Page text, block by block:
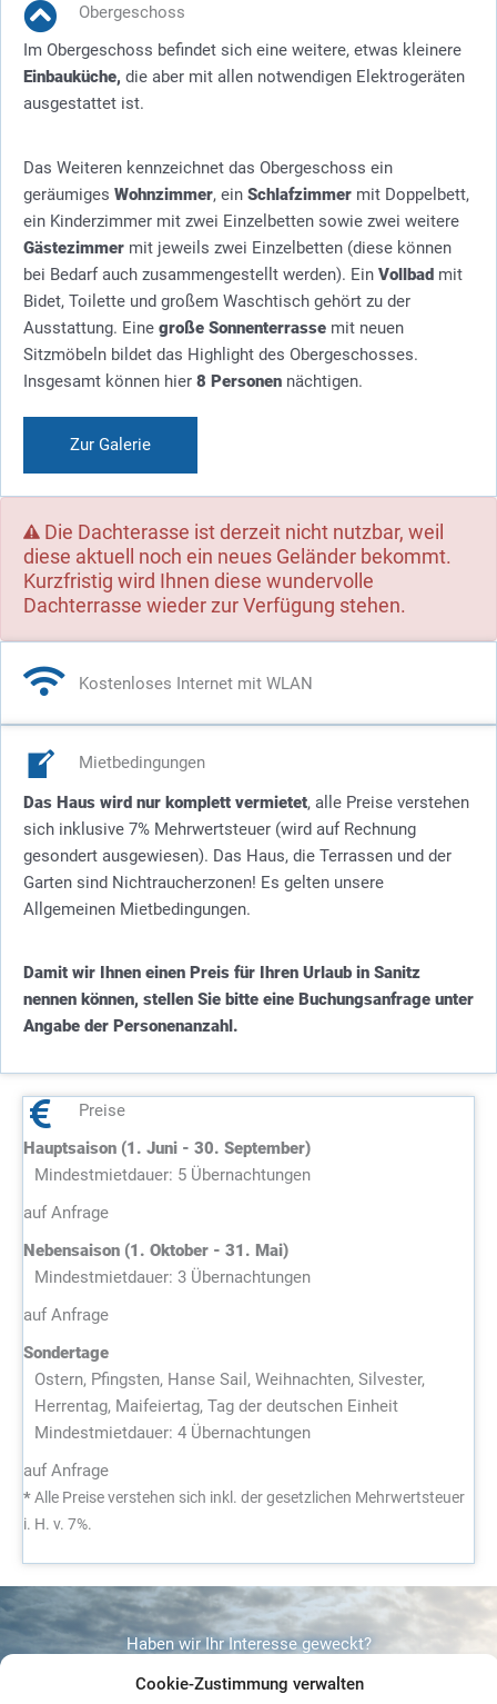
Cookie-Zustimmung verwalten
Obergeschoss
Im Obergeschoss befindet sich eine weitere, etwas kleinere
Einbauküche, die aber mit allen notwendigen Elektrogeräten
ausgestattet ist.
Das Weiteren kennzeichnet das Obergeschoss ein
geräumiges Wohnzimmer, ein Schlafzimmer mit Doppelbett,
ein Kinderzimmer mit zwei Einzelbetten sowie zwei weitere
Gästezimmer mit jeweils zwei Einzelbetten (diese können
bei Bedarf auch zusammengestellt werden). Ein Vollbad mit
Bidet, Toilette und großem Waschtisch gehört zu der
Ausstattung. Eine große Sonnenterrasse mit neuen
Sitzmöbeln bildet das Highlight des Obergeschosses.
Insgesamt können hier 8 Personen nächtigen.
Zur Galerie
Die Dachterasse ist derzeit nicht nutzbar, weil
diese aktuell noch ein neues Geländer bekommt.
Kurzfristig wird Ihnen diese wundervolle
Dachterrasse wieder zur Verfügung stehen.
Kostenloses Internet mit WLAN
Mietbedingungen
Das Haus wird nur komplett vermietet, alle Preise verstehen
sich inklusive 7% Mehrwertsteuer (wird auf Rechnung
gesondert ausgewiesen). Das Haus, die Terrassen und der
Garten sind Nichtraucherzonen! Es gelten unsere
Allgemeinen Mietbedingungen.
Damit wir Ihnen einen Preis für Ihren Urlaub in Sanitz
nennen können, stellen Sie bitte eine Buchungsanfrage unter
Angabe der Personenanzahl.
Preise
Hauptsaison (1. Juni - 30. September)
Mindestmietdauer: 5 Übernachtungen
auf Anfrage
Nebensaison (1. Oktober - 31. Mai)
Mindestmietdauer: 3 Übernachtungen
auf Anfrage
Sondertage
Ostern, Pfingsten, Hanse Sail, Weihnachten, Silvester,
Herrentag, Maifeiertag, Tag der deutschen Einheit
Mindestmietdauer: 4 Übernachtungen
auf Anfrage
*Alle Preise verstehen sich inkl. der gesetzlichen Mehrwertsteuer
i. H. v. 7%.
Haben wir Ihr Interesse geweckt?